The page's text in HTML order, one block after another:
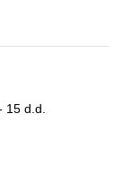
15 d.d.